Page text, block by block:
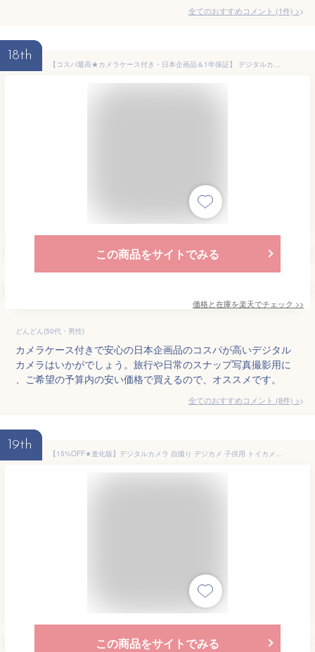
全てのおすすめコメント (1件) >
18th
【コスパ最高★カメラケース付き・日本企画品＆1年保証】 デジタルカメラ 4K 動画撮影 カメラ 4400万画素 本格的 初心者 16倍ズーム 手振れ補正 フラッシュ デジカメ 中学生 高校生 卒業 修学旅行 誕生日 プレゼント クリスマスプレゼント コンパクト デジタルカメラ 白 黒
この商品をサイトでみる
価格と在庫を楽天でチェック >>
どんどん(50代・男性)
カメラケース付きで安心の日本企画品のコスパが高いデジタル
カメラはいかがでしょう。旅行や日常のスナップ写真撮影用に
、ご希望の予算内の安い価格で買えるので、オススメです。
全てのおすすめコメント (8件) >
19th
【15%OFF★進化版】デジタルカメラ 自撮り デジカメ 子供用 トイカメラ 修学旅行 かわいい 動画撮影 5k 5000万画素 4K デジカメ スマホ 転送 デジカメ コンパクト カメラ 大人 デジタル ビデオカメラ 小型 軽量 16倍ズーム 初心者 誕生日 祝い プレゼント クリスマス
この商品をサイトでみる